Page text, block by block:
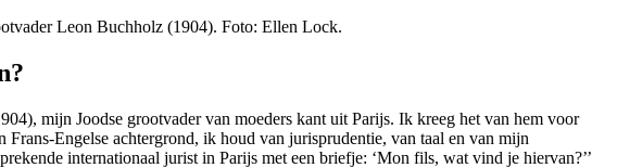
Leon Buchholz (1904). Foto: Ellen Lock.
mijn Joodse grootvader van moeders kant uit Parijs. Ik kreeg het van hem voor
Engelse achtergrond, ik houd van jurisprudentie, van taal en van mijn
internationaal jurist in Parijs met een briefje: ‘Mon fils, wat vind je hiervan?’’